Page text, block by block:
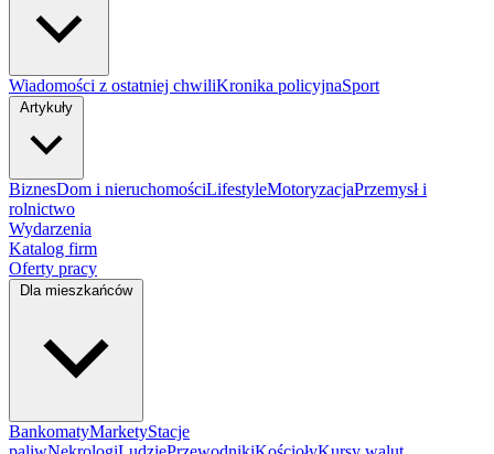
Wiadomości z ostatniej chwiliKronika policyjnaSport
Artykuły
BiznesDom i nieruchomościLifestyleMotoryzacjaPrzemysł i
rolnictwo
Wydarzenia
Katalog firm
Oferty pracy
Dla mieszkańców
BankomatyMarketyStacje